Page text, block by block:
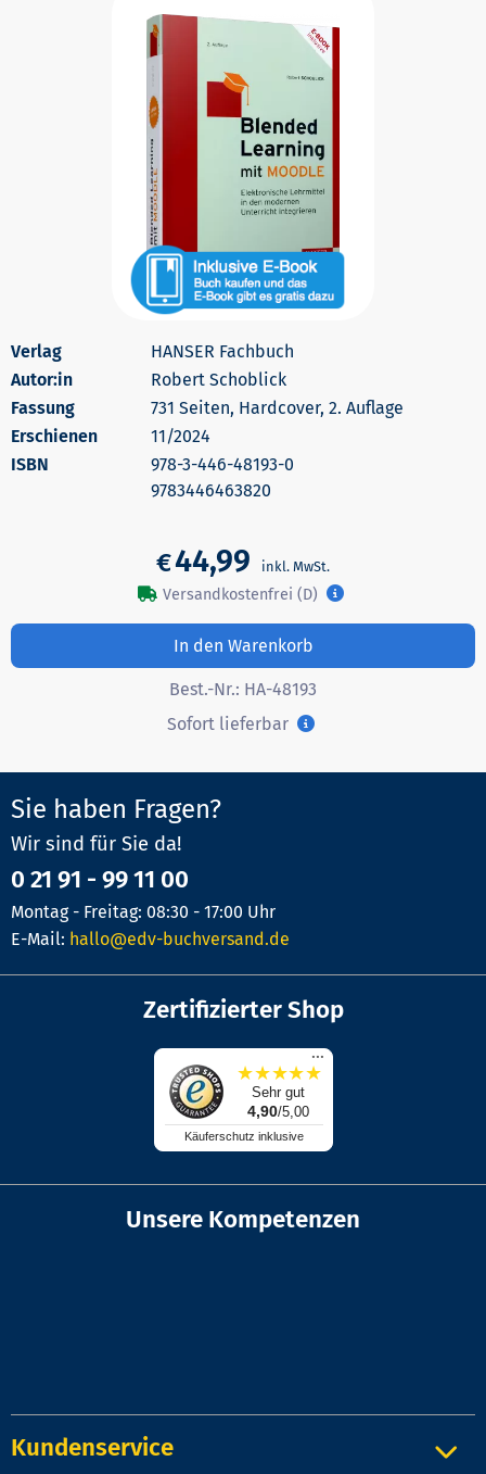
HANSER Fachbuch
Autor:in
Robert Schoblick
731 Seiten, Hardcover, 2. Auflage
Erschienen
11/2024
978-3-446-48193-0
9783446463820
€44,99
Versandkostenfrei (D)
In den Warenkorb
Best.-Nr.: HA-48193
Sofort lieferbar
Sie haben Fragen?
Wir sind für Sie da!
0 21 91 - 99 11 00
Montag - Freitag: 08:30 - 17:00 Uhr
E-Mail: hallo@edv-buchversand.de
Zertifizierter Shop
...
★★★★★
Sehr gut
4,90/5,00
Käuferschutz inklusive
Unsere Kompetenzen
Kundenservice